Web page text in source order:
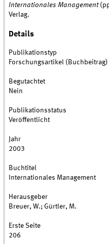
Internationales Management
Verlag.
Details
Publikationstyp
Forschungsartikel (Buchbeitrag)
Begutachtet
Nein
Publikationsstatus
Veröffentlicht
Jahr
2003
Buchtitel
Internationales Management
Herausgeber
Breuer, W.; Gürtler, M.
Erste Seite
206